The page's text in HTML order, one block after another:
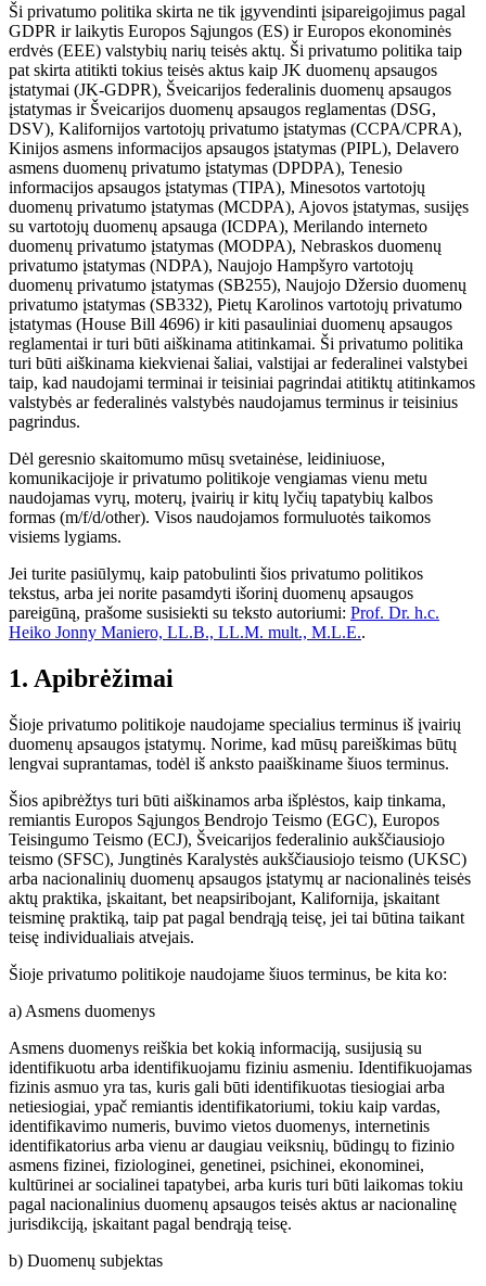
Ši privatumo politika skirta ne tik įgyvendinti įsipareigojimus pagal
GDPR ir laikytis Europos Sąjungos (ES) ir Europos ekonominės
erdvės (EEE) valstybių narių teisės aktų. Ši privatumo politika taip
pat skirta atitikti tokius teisės aktus kaip JK duomenų apsaugos
įstatymai (JK-GDPR), Šveicarijos federalinis duomenų apsaugos
įstatymas ir Šveicarijos duomenų apsaugos reglamentas (DSG,
DSV), Kalifornijos vartotojų privatumo įstatymas (CCPA/CPRA),
Kinijos asmens informacijos apsaugos įstatymas (PIPL), Delavero
asmens duomenų privatumo įstatymas (DPDPA), Tenesio
informacijos apsaugos įstatymas (TIPA), Minesotos vartotojų
duomenų privatumo įstatymas (MCDPA), Ajovos įstatymas, susijęs
su vartotojų duomenų apsauga (ICDPA), Merilando interneto
duomenų privatumo įstatymas (MODPA), Nebraskos duomenų
privatumo įstatymas (NDPA), Naujojo Hampšyro vartotojų
duomenų privatumo įstatymas (SB255), Naujojo Džersio duomenų
privatumo įstatymas (SB332), Pietų Karolinos vartotojų privatumo
įstatymas (House Bill 4696) ir kiti pasauliniai duomenų apsaugos
reglamentai ir turi būti aiškinama atitinkamai. Ši privatumo politika
turi būti aiškinama kiekvienai šaliai, valstijai ar federalinei valstybei
taip, kad naudojami terminai ir teisiniai pagrindai atitiktų atitinkamos
valstybės ar federalinės valstybės naudojamus terminus ir teisinius
pagrindus.
Dėl geresnio skaitomumo mūsų svetainėse, leidiniuose,
komunikacijoje ir privatumo politikoje vengiamas vienu metu
naudojamas vyrų, moterų, įvairių ir kitų lyčių tapatybių kalbos
formas (m/f/d/other). Visos naudojamos formuluotės taikomos
visiems lygiams.
Jei turite pasiūlymų, kaip patobulinti šios privatumo politikos
tekstus, arba jei norite pasamdyti išorinį duomenų apsaugos
pareigūną, prašome susisiekti su teksto autoriumi: Prof. Dr. h.c.
Heiko Jonny Maniero, LL.B., LL.M. mult., M.L.E..
1. Apibrėžimai
Šioje privatumo politikoje naudojame specialius terminus iš įvairių
duomenų apsaugos įstatymų. Norime, kad mūsų pareiškimas būtų
lengvai suprantamas, todėl iš anksto paaiškiname šiuos terminus.
Šios apibrėžtys turi būti aiškinamos arba išplėstos, kaip tinkama,
remiantis Europos Sąjungos Bendrojo Teismo (EGC), Europos
Teisingumo Teismo (ECJ), Šveicarijos federalinio aukščiausiojo
teismo (SFSC), Jungtinės Karalystės aukščiausiojo teismo (UKSC)
arba nacionalinių duomenų apsaugos įstatymų ar nacionalinės teisės
aktų praktika, įskaitant, bet neapsiribojant, Kalifornija, įskaitant
teisminę praktiką, taip pat pagal bendrąją teisę, jei tai būtina taikant
teisę individualiais atvejais.
Šioje privatumo politikoje naudojame šiuos terminus, be kita ko:
a) Asmens duomenys
Asmens duomenys reiškia bet kokią informaciją, susijusią su
identifikuotu arba identifikuojamu fiziniu asmeniu. Identifikuojamas
fizinis asmuo yra tas, kuris gali būti identifikuotas tiesiogiai arba
netiesiogiai, ypač remiantis identifikatoriumi, tokiu kaip vardas,
identifikavimo numeris, buvimo vietos duomenys, internetinis
identifikatorius arba vienu ar daugiau veiksnių, būdingų to fizinio
asmens fizinei, fiziologinei, genetinei, psichinei, ekonominei,
kultūrinei ar socialinei tapatybei, arba kuris turi būti laikomas tokiu
pagal nacionalinius duomenų apsaugos teisės aktus ar nacionalinę
jurisdikciją, įskaitant pagal bendrąją teisę.
b) Duomenų subjektas